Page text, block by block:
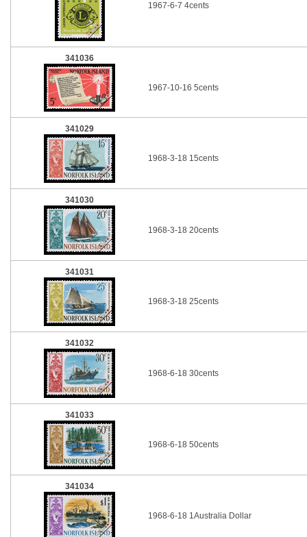
1967-6-7 4cents
341036
1967-10-16 5cents
341029
1968-3-18 15cents
341030
1968-3-18 20cents
341031
1968-3-18 25cents
341032
1968-6-18 30cents
341033
1968-6-18 50cents
341034
1968-6-18 1Australia Dollar